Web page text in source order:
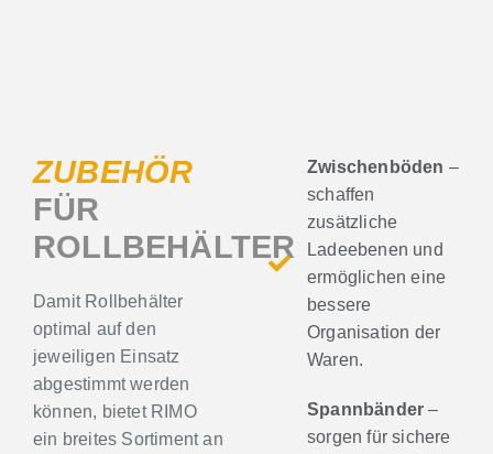
ZUBEHÖR
FÜR
ROLLBEHÄLTER
Damit Rollbehälter
optimal auf den
jeweiligen Einsatz
abgestimmt werden
können, bietet RIMO
ein breites Sortiment an
Zwischenböden –
schaffen
zusätzliche
Ladeebenen und
ermöglichen eine
bessere
Organisation der
Waren.
Spannbänder –
sorgen für sichere